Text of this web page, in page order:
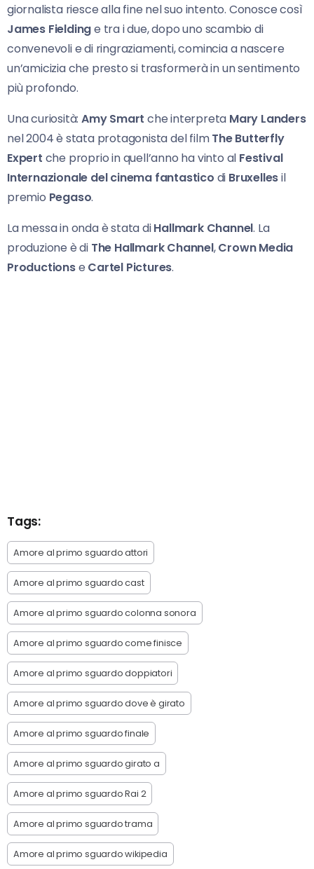
giornalista riesce alla fine nel suo intento. Conosce così
James Fieldinge tra i due, dopo uno scambio di
convenevoli e di ringraziamenti, comincia a nascere
un’amicizia che presto si trasformerà in un sentimento
più profondo.
Una curiosità: Amy Smart che interpreta Mary Landers
nel 2004 è stata protagonista del filmThe Butterfly
Expert che proprio in quell’anno ha vinto al Festival
Internazionale del cinema fantastico di Bruxellesil
premio Pegaso.
La messa in onda è stata diHallmark Channel. La
produzione è di The Hallmark Channel,Crown Media
Productionse Cartel Pictures.
Tags:
Amore al primo sguardo attori
Amore al primo sguardo cast
Amore al primo sguardo colonna sonora
Amore al primo sguardo come finisce
Amore al primo sguardo doppiatori
Amore al primo sguardo dove è girato
Amore al primo sguardo finale
Amore al primo sguardo girato a
Amore al primo sguardo Rai 2
Amore al primo sguardo trama
Amore al primo sguardo wikipedia